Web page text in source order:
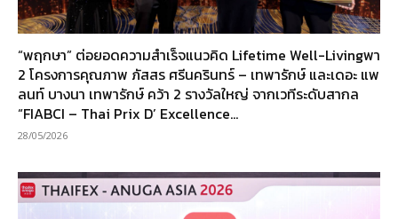
“พฤกษา” ต่อยอดความสำเร็จแนวคิด Lifetime Well-Livingพา
2 โครงการคุณภาพ ภัสสร ศรีนครินทร์ – เทพารักษ์ และเดอะ แพ
ลนท์ บางนา เทพารักษ์ คว้า 2 รางวัลใหญ่ จากเวทีระดับสากล
“FIABCI – Thai Prix D’ Excellence...
28/05/2026